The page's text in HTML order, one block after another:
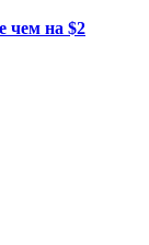
чем на $2